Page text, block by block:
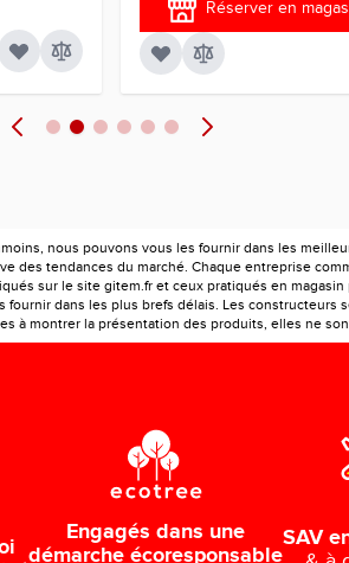
Réserver en
nous pouvons vous les fournir dans les
des tendances du marché. Chaque entreprise
sur le site gitem.fr et ceux pratiqués en
dans les plus brefs délais. Les
montrer la présentation des produits, elles ne
Engagés dans une
démarche écoresponsable
SAV